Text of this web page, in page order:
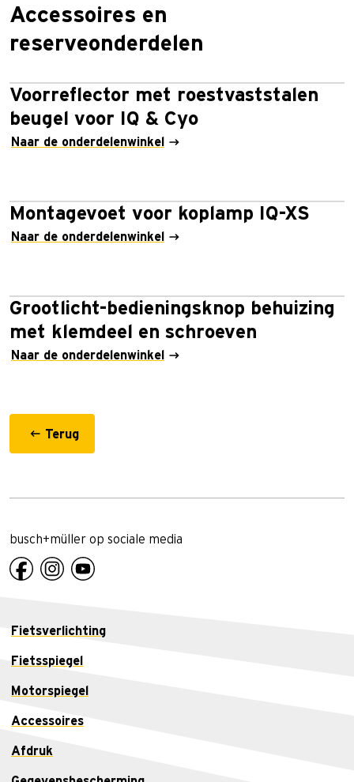
Accessoires en
reserveonderdelen
Voorreflector met roestvaststalen
beugel voor IQ & Cyo
Naar de onderdelenwinkel
Montagevoet voor koplamp IQ-XS
Naar de onderdelenwinkel
Grootlicht-bedieningsknop behuizing
met klemdeel en schroeven
Naar de onderdelenwinkel
Terug
busch+müller op sociale media
Fietsverlichting
Fietsspiegel
Motorspiegel
Accessoires
Afdruk